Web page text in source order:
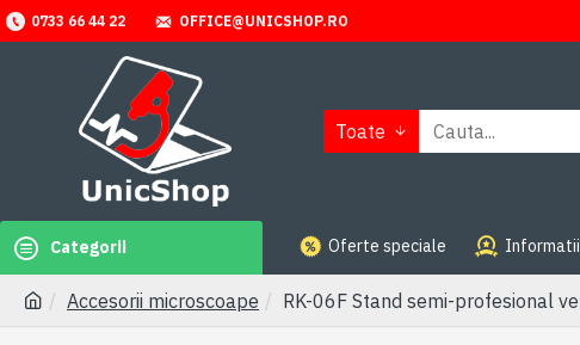
0733 66 44 22 OFFICE@UNICSHOP.RO
Toate
Categorii Oferte speciale
Accesorii microscoape RK-06F Stand semi-profesional